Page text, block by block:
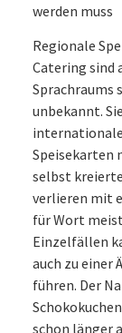
werden muss
Regionale
Catering sind
Sprachraums
unbekannt.
Speisekarten
selbst
verlieren mit
für Wort
Einzelfällen
auch zu einer
führen. Der
schon länger